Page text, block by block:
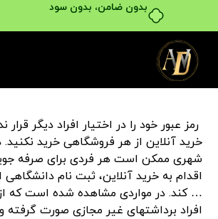
بدون ضامن، بدون سود
رمز عبور خود را در اختیار افراد دیگر
خرید آنلاین از هر فروشگاهی خرید
شهری ممکن است هر فردی برای صرفه
اقدام به خرید آنلاین، ثبت نام دانشگاهی
… کند. در مواردی مشاهده شده است که
افراد برداشتهای غیر مجازی صورت